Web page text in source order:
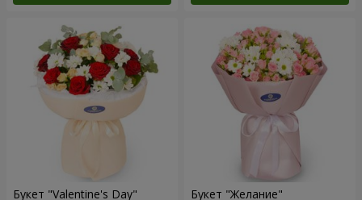
Букет "Valentine's Day" Букет "Желание"